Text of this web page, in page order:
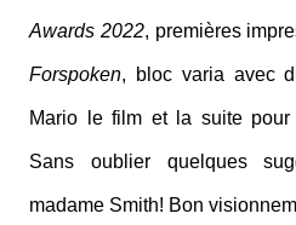
Awards 2022, premières
Forspoken, bloc varia avec
Mario le film et la suite
Sans oublier quelques
madame Smith! Bon